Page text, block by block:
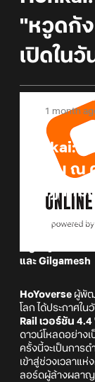
"หวูดกั
เปิดใน
Online
1 month
Honkai:
กังวาน ณ
กรกฎาคมนี้
ร่วมต่อสู้กับลอร์
พร้อมทั้งเ
night
และ Gilgamesh
HoYoverse ผู้พัฒ
โลก ได้ประกาศใ
Rail เวอร์ชัน
ดาวน์โหลดอย่าง
ครั้งนี้จะเป็นการ
เข้าสู่ช่วงเวลาแ
ลอร์ดผู้ล้างผลาญ